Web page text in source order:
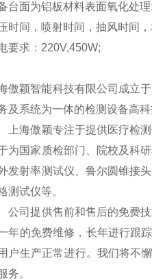
台面为铝板材料表面氧化处理;
时间，喷射时间，抽风时间，
要求： 220V,450W;
海傲颖智能科技有限公司成立
及系统为一体的检测设备高
海傲颖专注于提供医疗检测
为国家质检部门、院校及科
发射率测试仪、鲁尔圆锥接
测试仪等。
司提供售前和售后的免费技
年的免费维修，长年进行跟
户生产正常进行。我们将不
务。